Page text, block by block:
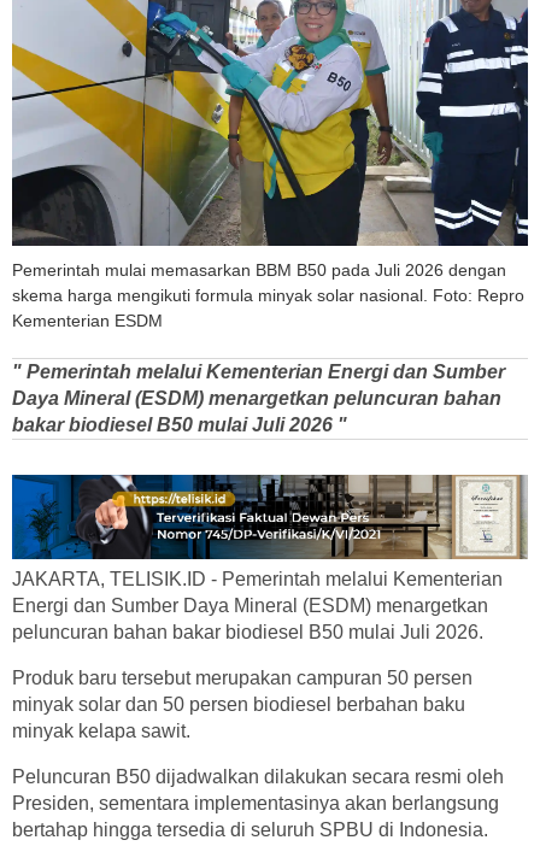
Pemerintah mulai memasarkan BBM B50 pada Juli 2026 dengan
skema harga mengikuti formula minyak solar nasional. Foto: Repro
Kementerian ESDM
" Pemerintah melalui Kementerian Energi dan Sumber
Daya Mineral (ESDM) menargetkan peluncuran bahan
bakar biodiesel B50 mulai Juli 2026 "
JAKARTA, TELISIK.ID - Pemerintah melalui Kementerian
Energi dan Sumber Daya Mineral (ESDM) menargetkan
peluncuran bahan bakar biodiesel B50 mulai Juli 2026.
Produk baru tersebut merupakan campuran 50 persen
minyak solar dan 50 persen biodiesel berbahan baku
minyak kelapa sawit.
Peluncuran B50 dijadwalkan dilakukan secara resmi oleh
Presiden, sementara implementasinya akan berlangsung
bertahap hingga tersedia di seluruh SPBU di Indonesia.